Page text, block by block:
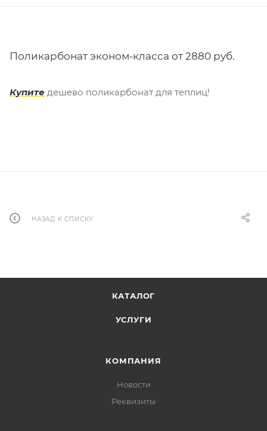
Поликарбонат эконом-класса от 2880 руб.
Купите дешево поликарбонат для теплиц!
НАЗАД К СПИСКУ
КАТАЛОГ
УСЛУГИ
КОМПАНИЯ
Новости
Реквизиты